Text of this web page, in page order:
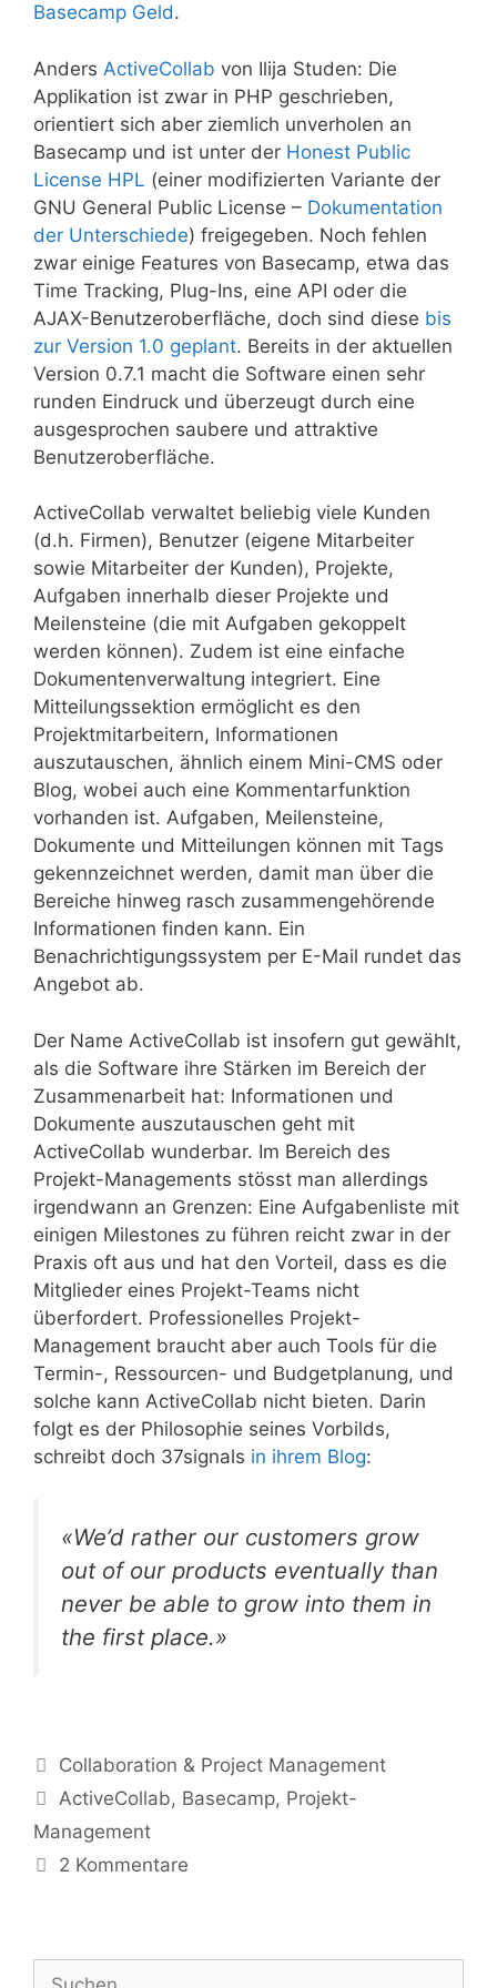
Basecamp Geld.
Anders ActiveCollab von Ilija Studen: Die
Applikation ist zwar in PHP geschrieben,
orientiert sich aber ziemlich unverholen an
Basecamp und ist unter der Honest Public
License HPL (einer modifizierten Variante der
GNU General Public License – Dokumentation
der Unterschiede) freigegeben. Noch fehlen
zwar einige Features von Basecamp, etwa das
Time Tracking, Plug-Ins, eine API oder die
AJAX-Benutzeroberfläche, doch sind diese bis
zur Version 1.0 geplant. Bereits in der aktuellen
Version 0.7.1 macht die Software einen sehr
runden Eindruck und überzeugt durch eine
ausgesprochen saubere und attraktive
Benutzeroberfläche.
ActiveCollab verwaltet beliebig viele Kunden
(d.h. Firmen), Benutzer (eigene Mitarbeiter
sowie Mitarbeiter der Kunden), Projekte,
Aufgaben innerhalb dieser Projekte und
Meilensteine (die mit Aufgaben gekoppelt
werden können). Zudem ist eine einfache
Dokumentenverwaltung integriert. Eine
Mitteilungssektion ermöglicht es den
Projektmitarbeitern, Informationen
auszutauschen, ähnlich einem Mini-CMS oder
Blog, wobei auch eine Kommentarfunktion
vorhanden ist. Aufgaben, Meilensteine,
Dokumente und Mitteilungen können mit Tags
gekennzeichnet werden, damit man über die
Bereiche hinweg rasch zusammengehörende
Informationen finden kann. Ein
Benachrichtigungssystem per E-Mail rundet das
Angebot ab.
Der Name ActiveCollab ist insofern gut gewählt,
als die Software ihre Stärken im Bereich der
Zusammenarbeit hat: Informationen und
Dokumente auszutauschen geht mit
ActiveCollab wunderbar. Im Bereich des
Projekt-Managements stösst man allerdings
irgendwann an Grenzen: Eine Aufgabenliste mit
einigen Milestones zu führen reicht zwar in der
Praxis oft aus und hat den Vorteil, dass es die
Mitglieder eines Projekt-Teams nicht
überfordert. Professionelles Projekt-
Management braucht aber auch Tools für die
Termin-, Ressourcen- und Budgetplanung, und
solche kann ActiveCollab nicht bieten. Darin
folgt es der Philosophie seines Vorbilds,
schreibt doch 37signals in ihrem Blog:
«We’d rather our customers grow
out of our products eventually than
never be able to grow into them in
the first place.»
Kategorien
Collaboration & Project Management
Tags
ActiveCollab, Basecamp, Projekt-
Management
2 Kommentare